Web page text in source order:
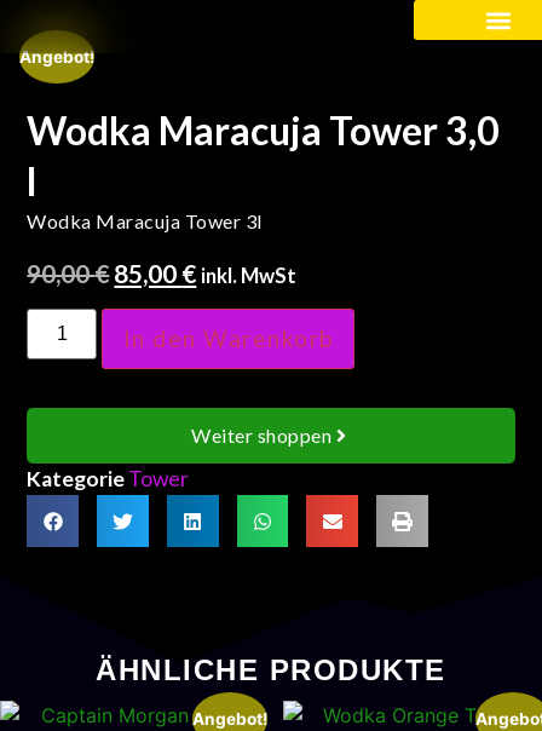
Angebot!
Wodka Maracuja Tower 3,0
l
Wodka Maracuja Tower 3l
90,00€85,00 € inkl. MwSt
In den Warenkorb
Weiter shoppen
KategorieTower
ÄHNLICHE PRODUKTE
Angebot!